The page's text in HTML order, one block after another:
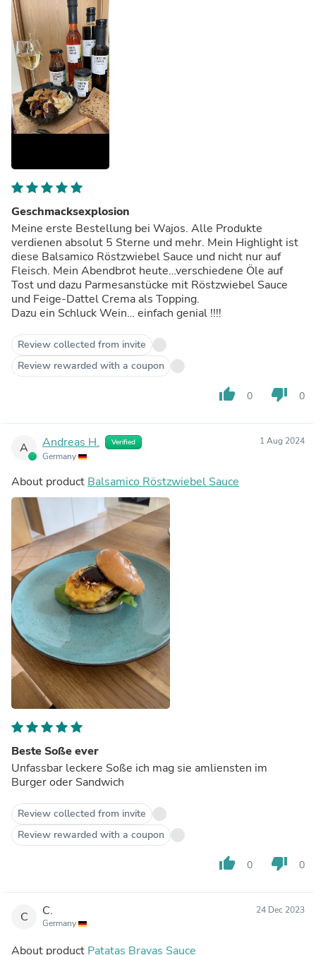
Geschmacksexplosion
Meine erste Bestellung bei Wajos. Alle Produkte
verdienen absolut 5 Sterne und mehr. Mein Highlight ist
diese Balsamico Röstzwiebel Sauce und nicht nur auf
Fleisch. Mein Abendbrot heute…verschiedene Öle auf
Tost und dazu Parmesanstücke mit Röstzwiebel Sauce
und Feige-Dattel Crema als Topping.
Dazu ein Schluck Wein… einfach genial !!!!
Review collected from invite
Review rewarded with a coupon
thumb_up 0 thumb_down 0
A Andreas H. Verified
Germany
1 Aug 2024
About product Balsamico Röstzwiebel Sauce
Beste Soße ever
Unfassbar leckere Soße ich mag sie amliensten im
Burger oder Sandwich
Review collected from invite
Review rewarded with a coupon
thumb_up 0 thumb_down 0
C C.
Germany
24 Dec 2023
About product Patatas Bravas Sauce